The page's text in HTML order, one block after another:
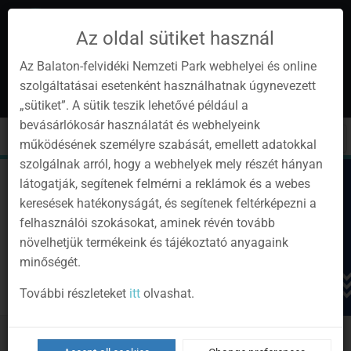
Instagram
YoutubeFacebookProgramok
Newsletter
en
Toggle
cart
Toggle
navigation
Sign
in
Az oldal sütiket használ
Az Balaton-felvidéki Nemzeti Park webhelyei és online
szolgáltatásai esetenként használhatnak úgynevezett
„sütiket”. A sütik teszik lehetővé például a
bevásárlókosár használatát és webhelyeink
működésének személyre szabását, emellett adatokkal
szolgálnak arról, hogy a webhelyek mely részét hányan
látogatják, segítenek felmérni a reklámok és a webes
keresések hatékonyságát, és segítenek feltérképezni a
felhasználói szokásokat, aminek révén tovább
növelhetjük termékeink és tájékoztató anyagaink
minőségét.
További részleteket ittolvashat.